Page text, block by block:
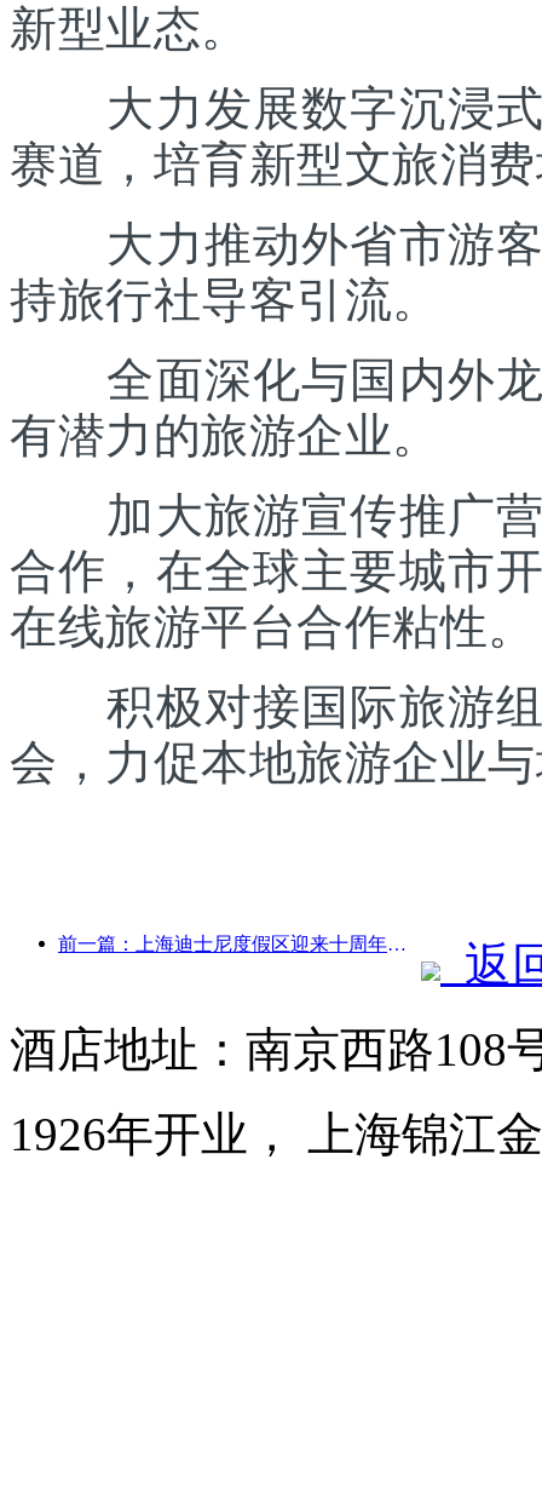
新型业态。
大力发展数字沉浸式
赛道，培育新型文旅消
大力推动外省市游客
持旅行社导客引流。
全面深化与国内外龙
有潜力的旅游企业。
加大旅游宣传推广营
合作，在全球主要城市
在线旅游平台合作粘性。
积极对接国际旅游组
会，力促本地旅游企业
前一篇：上海迪士尼度假区迎来十周年，累计接待游客超1亿人次
返
酒店地址：南京西路108
1926年开业， 上海锦